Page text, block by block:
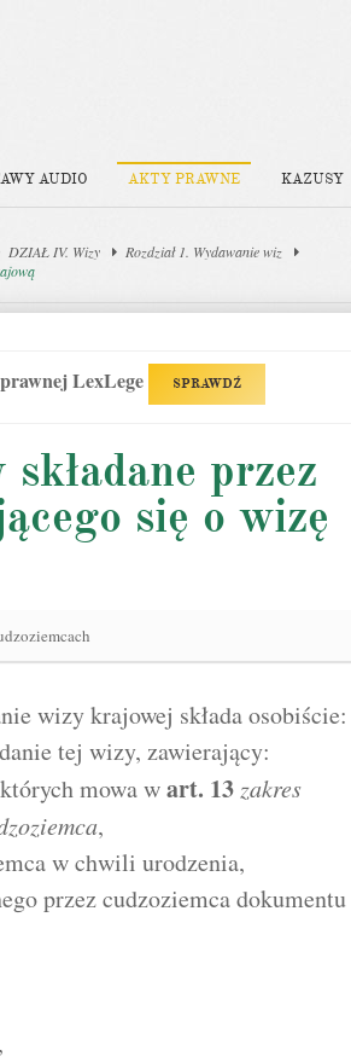
AUDIO AKTY PRAWNE KAZUSY
DZIAŁ IV. Wizy
Rozdział 1. Wydawanie wiz
LexLege SPRAWDŹ
przez
się o wizę
wizy krajowej składa osobiście:
tej wizy, zawierający:
mowa wart. 13 zakres
,
w chwili urodzenia,
przez cudzoziemca dokumentu